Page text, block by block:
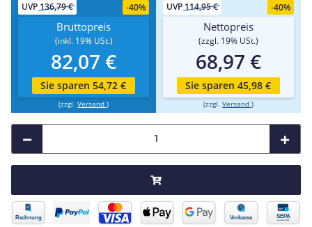
UVP 136,79 € -40%
Bruttopreis
(inkl. 19% USt.)
82,07 €
Sie sparen 54,72 €
(zzgl. Versand )
UVP 114,95 € -40%
Nettopreis
(zzgl. 19% USt.)
68,97 €
Sie sparen 45,98 €
(zzgl. Versand )